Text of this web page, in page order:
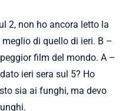
2, non ho ancora letto la
di quello di ieri. B –
film del mondo. A –
ieri sera sul 5? Ho
sia ai funghi, ma devo